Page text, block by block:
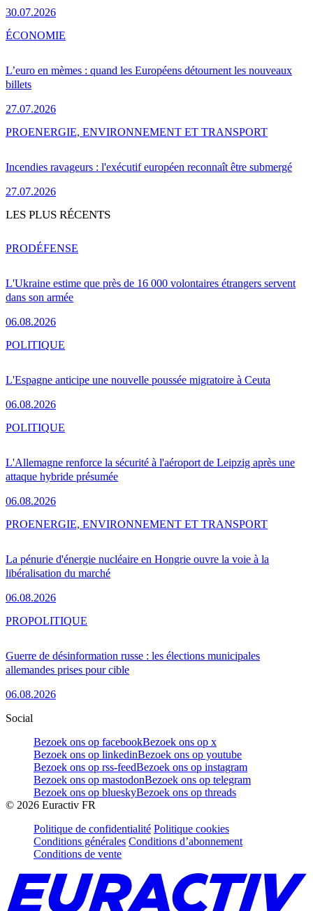
30.07.2026
L’euro en mèmes : quand les Européens détournent les nouveaux
billets
27.07.2026
ÉCONOMIE
Incendies ravageurs : l'exécutif européen reconnaît être submergé
27.07.2026
PROENERGIE, ENVIRONNEMENT ET TRANSPORT
LES PLUS RÉCENTS
L'Ukraine estime que près de 16 000 volontaires étrangers servent
dans son armée
06.08.2026
PRODÉFENSE
L'Espagne anticipe une nouvelle poussée migratoire à Ceuta
06.08.2026
POLITIQUE
L'Allemagne renforce la sécurité à l'aéroport de Leipzig après une
attaque hybride présumée
06.08.2026
POLITIQUE
La pénurie d'énergie nucléaire en Hongrie ouvre la voie à la
libéralisation du marché
06.08.2026
PROENERGIE, ENVIRONNEMENT ET TRANSPORT
Guerre de désinformation russe : les élections municipales
allemandes prises pour cible
06.08.2026
PROPOLITIQUE
Social
Bezoek ons op facebookBezoek ons op x
Bezoek ons op linkedinBezoek ons op youtube
Bezoek ons op rss-feedBezoek ons op instagram
Bezoek ons op mastodonBezoek ons op telegram
Bezoek ons op blueskyBezoek ons op threads
© 2026 Euractiv FR
Politique de confidentialité Politique cookies
Conditions générales Conditions d’abonnement
Conditions de vente